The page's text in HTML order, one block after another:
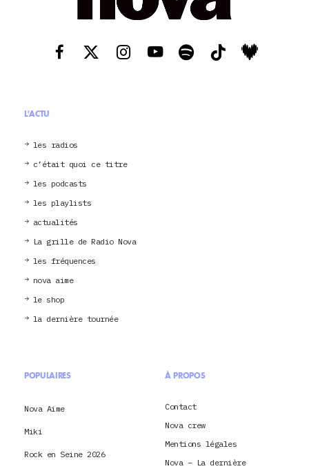
L'ACTU
les radios
c’était quoi ce titre
les podcasts
les playlists
actualités
La grille de Radio Nova
les fréquences
nova aime
le shop
la dernière tournée
POPULAIRES
Nova Aime
Miki
Rock en Seine 2026
À PROPOS
Contact
Nova crew
Mentions légales
Nova – La dernière